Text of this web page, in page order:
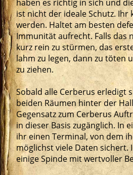
haben es richtig in sich und
ist nicht der ideale Schutz.
werden. Haltet am besten
Immunität aufrecht. Falls das
kurz rein zu stürmen, das
lahm zu legen, dann zu töten
zu ziehen.
Sobald alle Cerberus erledigt
beiden Räumen hinter der
Gegensatz zum Cerberus
in dieser Basis zugänglich. In
ihr einen Terminal, von dem
möglichst viele Daten sichert.
einige Spinde mit wertvoller